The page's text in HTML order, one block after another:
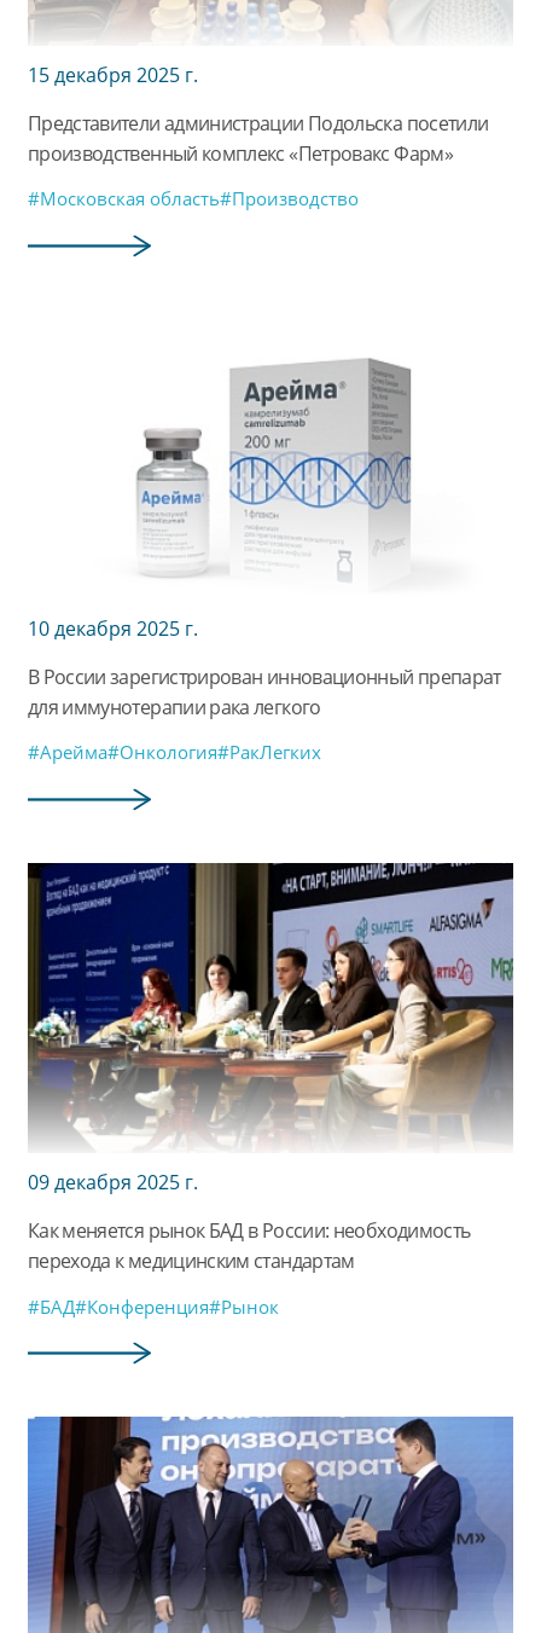
15 декабря 2025 г.
Представители администрации Подольска посетили
производственный комплекс «Петровакс Фарм»
#Московская область#Производство
10 декабря 2025 г.
В России зарегистрирован инновационный препарат
для иммунотерапии рака легкого
#Арейма#Онкология#РакЛегких
09 декабря 2025 г.
Как меняется рынок БАД в России: необходимость
перехода к медицинским стандартам
#БАД#Конференция#Рынок